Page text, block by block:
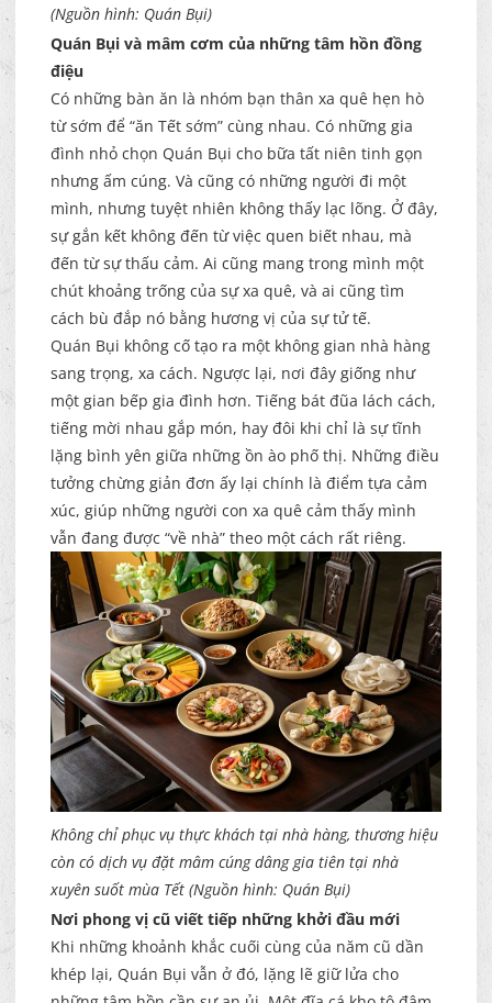
(Nguồn hình: Quán Bụi)
Quán Bụi và mâm cơm của những tâm hồn đồng
điệu
Có những bàn ăn là nhóm bạn thân xa quê hẹn hò
từ sớm để “ăn Tết sớm” cùng nhau. Có những gia
đình nhỏ chọn Quán Bụi cho bữa tất niên tinh gọn
nhưng ấm cúng. Và cũng có những người đi một
mình, nhưng tuyệt nhiên không thấy lạc lõng. Ở đây,
sự gắn kết không đến từ việc quen biết nhau, mà
đến từ sự thấu cảm. Ai cũng mang trong mình một
chút khoảng trống của sự xa quê, và ai cũng tìm
cách bù đắp nó bằng hương vị của sự tử tế.
Quán Bụi không cố tạo ra một không gian nhà hàng
sang trọng, xa cách. Ngược lại, nơi đây giống như
một gian bếp gia đình hơn. Tiếng bát đũa lách cách,
tiếng mời nhau gắp món, hay đôi khi chỉ là sự tĩnh
lặng bình yên giữa những ồn ào phố thị. Những điều
tưởng chừng giản đơn ấy lại chính là điểm tựa cảm
xúc, giúp những người con xa quê cảm thấy mình
vẫn đang được “về nhà” theo một cách rất riêng.
Không chỉ phục vụ thực khách tại nhà hàng, thương hiệu
còn có dịch vụ đặt mâm cúng dâng gia tiên tại nhà
xuyên suốt mùa Tết (Nguồn hình: Quán Bụi)
Nơi phong vị cũ viết tiếp những khởi đầu mới
Khi những khoảnh khắc cuối cùng của năm cũ dần
khép lại, Quán Bụi vẫn ở đó, lặng lẽ giữ lửa cho